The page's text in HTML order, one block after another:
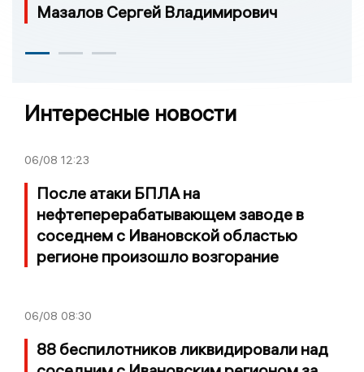
Мазалов Сергей Владимирович
Интересные новости
06/08 12:23
После атаки БПЛА на
нефтеперерабатывающем заводе в
соседнем с Ивановской областью
регионе произошло возгорание
06/08 08:30
88 беспилотников ликвидировали над